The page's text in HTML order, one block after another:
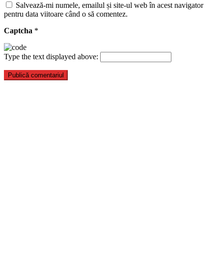
Salvează-mi numele, emailul și site-ul web în acest navigator
pentru data viitoare când o să comentez.
Captcha *
Type the text displayed above: